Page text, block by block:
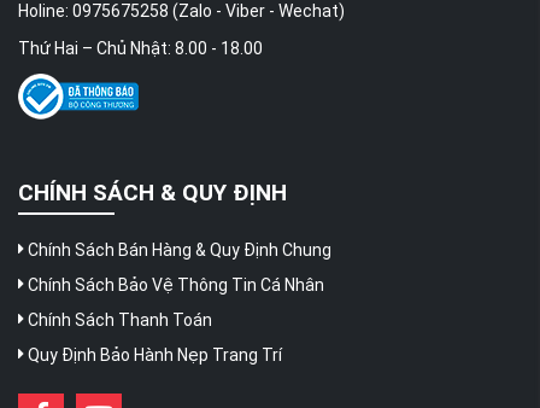
Holine: 0975675258 (Zalo - Viber - Wechat)
Thứ Hai – Chủ Nhật: 8.00 - 18.00
CHÍNH SÁCH & QUY ĐỊNH
Chính Sách Bán Hàng & Quy Định Chung
Chính Sách Bảo Vệ Thông Tin Cá Nhân
Chính Sách Thanh Toán
Quy Định Bảo Hành Nẹp Trang Trí